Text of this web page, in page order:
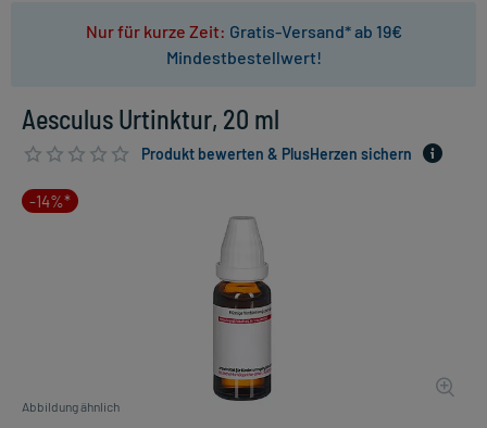
Nur für kurze Zeit: Gratis-Versand* ab 19€
Mindestbestellwert!
Aesculus Urtinktur, 20 ml
Produkt bewerten & PlusHerzen sichern
-14%*
Abbildung ähnlich